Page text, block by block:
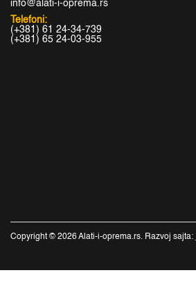
info@alati-i-oprema.rs
Telefoni:
(+381) 61 24-34-739
(+381) 65 24-03-955
Copyright © 2026 Alati-i-oprema.rs. Razvoj sajta: